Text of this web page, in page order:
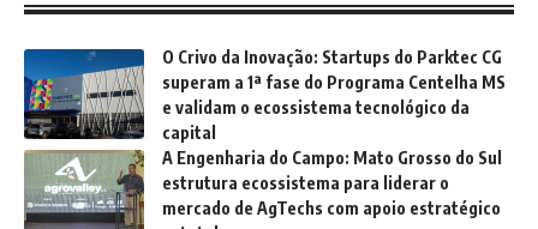
O Crivo da Inovação: Startups do Parktec CG
superam a 1ª fase do Programa Centelha MS
e validam o ecossistema tecnológico da
capital
A Engenharia do Campo: Mato Grosso do Sul
estrutura ecossistema para liderar o
mercado de AgTechs com apoio estratégico